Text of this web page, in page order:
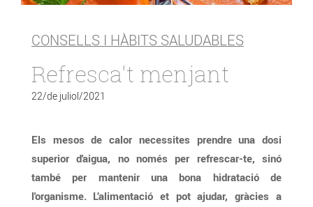
CONSELLS I HÀBITS SALUDABLES
Refresca't menjant
22/de juliol/2021
Els mesos de calor necessites prendre una dosi
superior d'aigua, no només per refrescar-te, sinó
també per mantenir una bona hidratació de
l'organisme. L’alimentació et pot ajudar, gràcies a